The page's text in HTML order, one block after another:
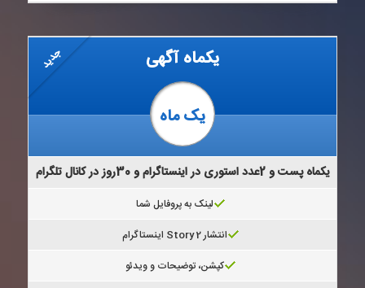
جدید یکماه آگهی
یک ماه
یکماه پست و 2عدد استوری در اینستاگرام و 30روز در کانال تلگرام
لینک به پروفایل شما
انتشار 2 Story اینستاگرام
کپشن، توضیحات و ویدئو